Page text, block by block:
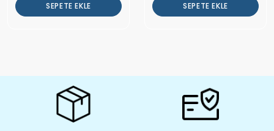
SEPETE EKLE SEPETE EKLE